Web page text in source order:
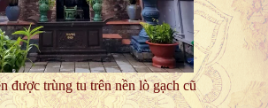
được trùng tu trên nền lò gạch cũ